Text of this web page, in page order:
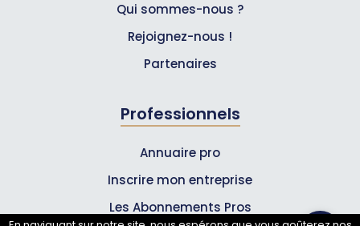
Qui sommes-nous ?
Rejoignez-nous !
Partenaires
Professionnels
Annuaire pro
Inscrire mon entreprise
Les Abonnements Pros